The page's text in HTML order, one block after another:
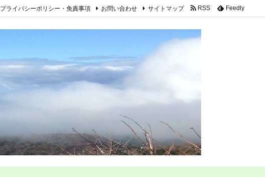
プライバシーポリシー・免責事項 お問い合わせ サイトマップ RSS Feedly